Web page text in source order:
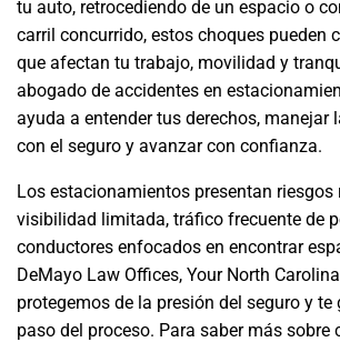
tu auto, retrocediendo de un espacio o
carril concurrido, estos choques pueden
que afectan tu trabajo, movilidad y
abogado de accidentes en
ayuda a entender tus derechos, manejar
con el seguro y avanzar con confianza.
Los estacionamientos presentan riesgos
visibilidad limitada, tráfico frecuente de
conductores enfocados en encontrar
DeMayo Law Offices, Your North
protegemos de la presión del seguro y
paso del proceso. Para saber más sobre